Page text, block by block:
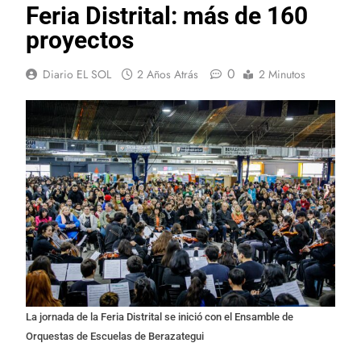
Feria Distrital: más de 160
proyectos
Diario EL SOL 2 Años Atrás 0 2 Minutos
La jornada de la Feria Distrital se inició con el Ensamble de
Orquestas de Escuelas de Berazategui